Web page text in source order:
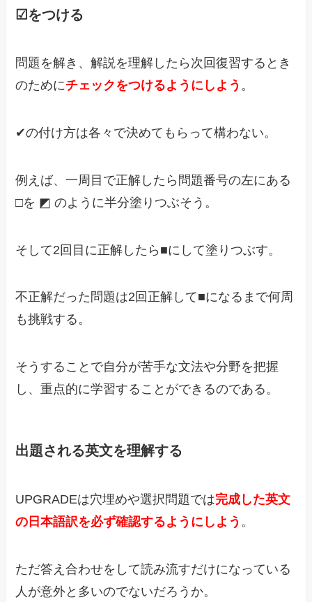
☑をつける
問題を解き、解説を理解したら次回復習するとき
のためにチェックをつけるようにしよう 。
✔の付け方は各々で決めてもらって構わない。
例えば、一周目で正解したら問題番号の左にある
□を ◩ のように半分塗りつぶそう。
そして2回目に正解したら■にして塗りつぶす。
不正解だった問題は2回正解して■になるまで何周
も挑戦する。
そうすることで自分が苦手な文法や分野を把握
し、重点的に学習することができるのである。
出題される英文を理解する
UPGRADEは穴埋めや選択問題では完成した英文
の日本語訳を必ず確認するようにしよう 。
ただ答え合わせをして読み流すだけになっている
人が意外と多いのでないだろうか。